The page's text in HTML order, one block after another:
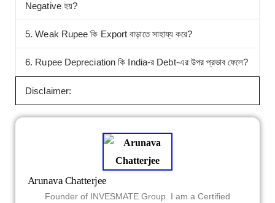
Negative হয়?
5. Weak Rupee কি Export বাড়াতে সাহায্য করে?
6. Rupee Depreciation কি India-র Debt-এর উপর প্রভাব ফেলে?
Disclaimer:
Arunava Chatterjee
Founder of INVESMATE Group. I am a Certified